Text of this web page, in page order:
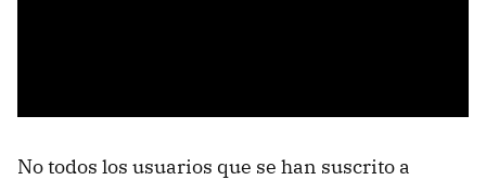
No todos los usuarios que se han suscrito a